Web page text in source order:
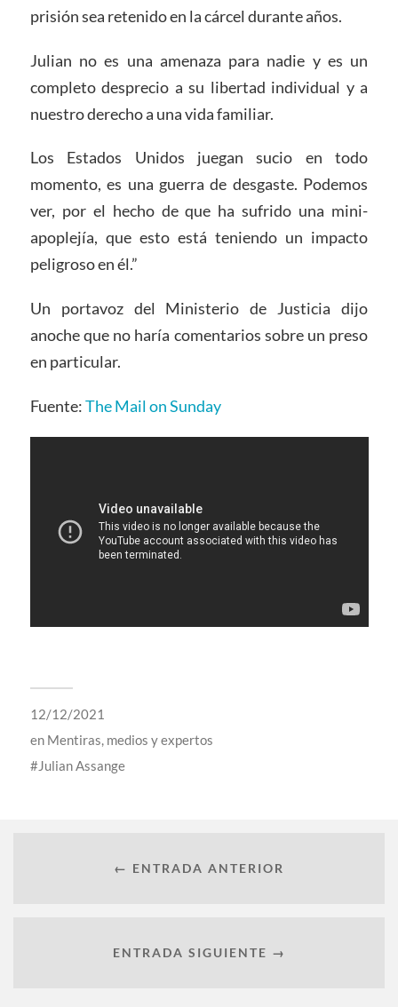
prisión sea retenido en la cárcel durante años.
Julian no es una amenaza para nadie y es un
completo desprecio a su libertad individual y a
nuestro derecho a una vida familiar.
Los Estados Unidos juegan sucio en todo
momento, es una guerra de desgaste. Podemos
ver, por el hecho de que ha sufrido una mini-
apoplejía, que esto está teniendo un impacto
peligroso en él.”
Un portavoz del Ministerio de Justicia dijo
anoche que no haría comentarios sobre un preso
en particular.
Fuente:The Mail on Sunday
12/12/2021
en Mentiras, medios y expertos
Julian Assange
← ENTRADA ANTERIOR
ENTRADA SIGUIENTE →